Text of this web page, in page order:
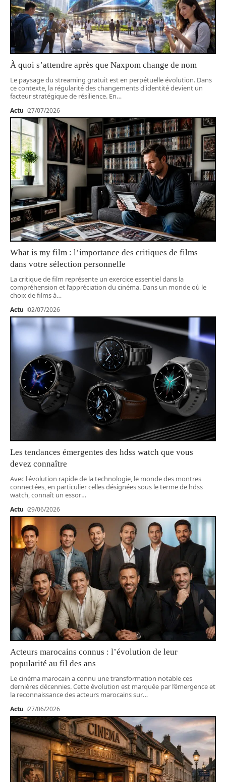
À quoi s’attendre après que Naxpom change de nom
Le paysage du streaming gratuit est en perpétuelle évolution. Dans
ce contexte, la régularité des changements d'identité devient un
facteur stratégique de résilience. En…
Actu 27/07/2026
What is my film : l’importance des critiques de films
dans votre sélection personnelle
La critique de film représente un exercice essentiel dans la
compréhension et l’appréciation du cinéma. Dans un monde où le
choix de films à…
Actu 02/07/2026
Les tendances émergentes des hdss watch que vous
devez connaître
Avec l'évolution rapide de la technologie, le monde des montres
connectées, en particulier celles désignées sous le terme de hdss
watch, connaît un essor…
Actu 29/06/2026
Acteurs marocains connus : l’évolution de leur
popularité au fil des ans
Le cinéma marocain a connu une transformation notable ces
dernières décennies. Cette évolution est marquée par l’émergence et
la reconnaissance des acteurs marocains sur…
Actu 27/06/2026